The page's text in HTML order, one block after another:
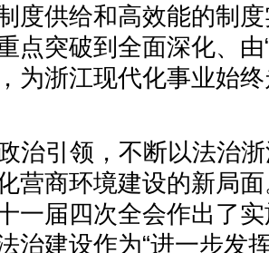
度供给和高效能的制
点突破到全面深化、由
为浙江现代化事业始
治引领，不断以法治
营商环境建设的新局
一届四次全会作出了
治建设作为“进一步发